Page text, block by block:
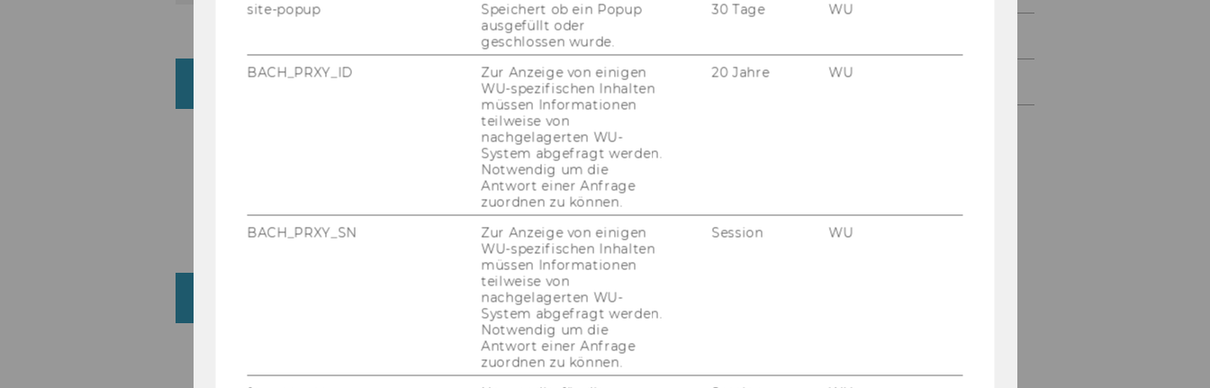
Otto Randl
Josef Zechner
Stefan Bogner
Activities
site-popup
Speichert ob ein Popup
ausgefüllt oder
geschlossen wurde.
30 Tage WU
BACH_PRXY_ID
Zur Anzeige von einigen
WU-spezifischen Inhalten
müssen Informationen
teilweise von
nachgelagerten WU-
System abgefragt werden.
Notwendig um die
Antwort einer Anfrage
zuordnen zu können.
20 Jahre WU
BACH_PRXY_SN
Zur Anzeige von einigen
WU-spezifischen Inhalten
müssen Informationen
teilweise von
nachgelagerten WU-
System abgefragt werden.
Notwendig um die
Antwort einer Anfrage
zuordnen zu können.
Session WU